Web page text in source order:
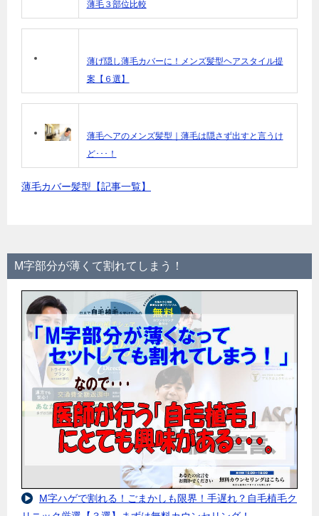
薄毛３部位比較
薄げ隠し薄毛カバーに！メンズ髪型ヘアスタイル提
案【６選】
薄毛ヘアのメンズ髪型｜薄毛は隠さず出すと言うけ
ど･･･！
薄毛カバー髪型【記事一覧】
M字部分が薄くて割れてしまう！
M字ハゲで割れる！ごまかしも限界！手遅れ？自毛植毛ク